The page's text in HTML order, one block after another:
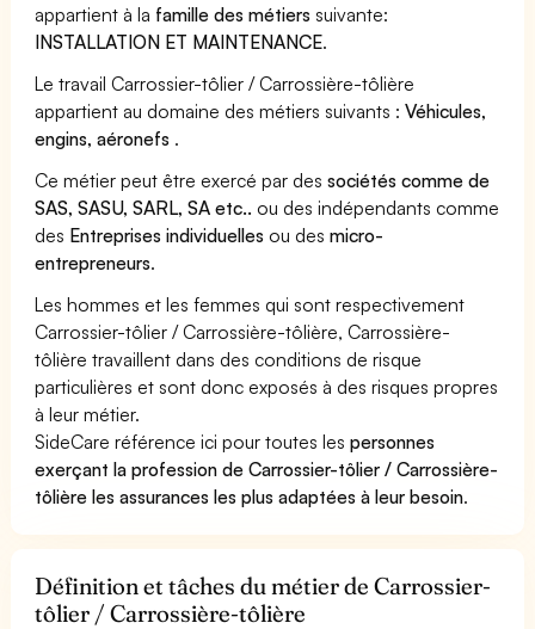
appartient à la famille des métiers suivante:
INSTALLATION ET MAINTENANCE.
Le travail Carrossier-tôlier / Carrossière-tôlière
appartient au domaine des métiers suivants :Véhicules,
engins, aéronefs .
Ce métier peut être exercé par dessociétés comme de
SAS, SASU, SARL, SA etc.. ou des indépendants comme
des Entreprises individuelles ou desmicro-
entrepreneurs.
Les hommes et les femmes qui sont respectivement
Carrossier-tôlier / Carrossière-tôlière, Carrossière-
tôlière travaillent dans des conditions de risque
particulières et sont donc exposés à des risques propres
à leur métier.
SideCare référence ici pour toutes lespersonnes
exerçant la profession de Carrossier-tôlier / Carrossière-
tôlière les assurances les plus adaptées à leur besoin.
Définition et tâches du métier de Carrossier-
tôlier / Carrossière-tôlière